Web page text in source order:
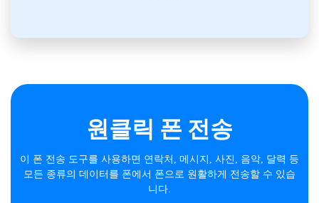
원클릭 폰 전송
이 폰 전송 도구를 사용하면 연락처, 메시지, 사진, 음악, 달력 등
모든 종류의 데이터를 폰에서 폰으로 원활하게 전송할 수 있습
니다.